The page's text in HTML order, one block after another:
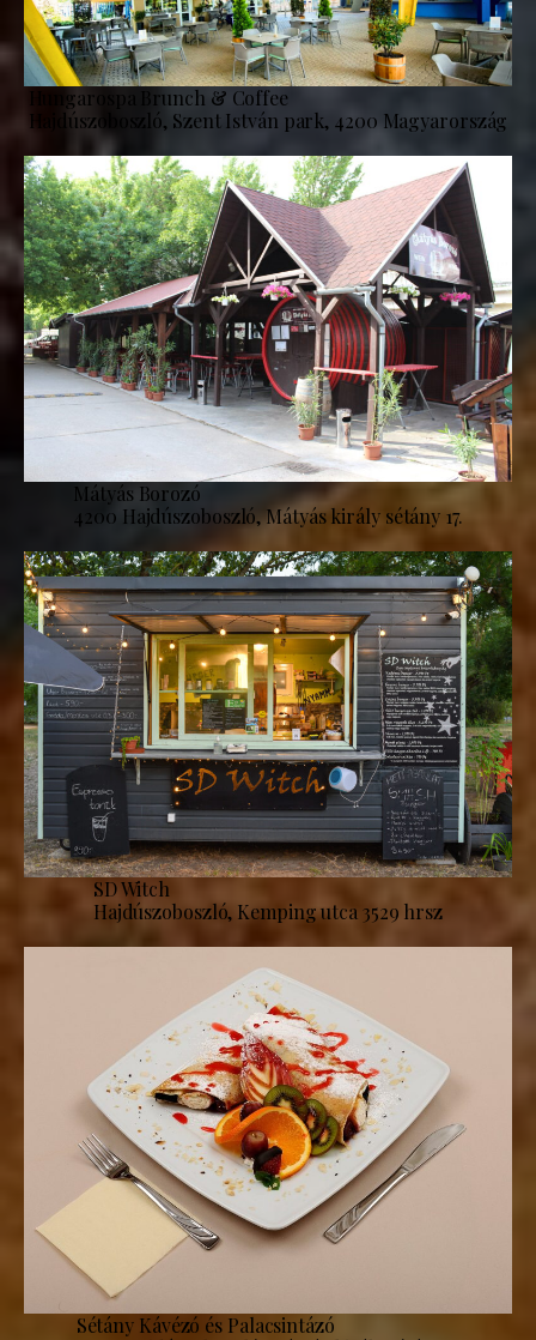
Hungarospa Brunch & Coffee
Hajdúszoboszló, Szent István park, 4200 Magyarország
Mátyás Borozó
4200 Hajdúszoboszló, Mátyás király sétány 17.
SD Witch
Hajdúszoboszló, Kemping utca 3529 hrsz
Sétány Kávézó és Palacsintázó